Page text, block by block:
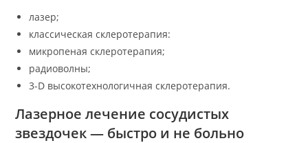
лазер;
классическая склеротерапия:
микропеная склеротерапия;
радиоволны;
3-D высокотехнологичная склеротерапия.
Лазерное лечение сосудистых
звездочек — быстро и не больно